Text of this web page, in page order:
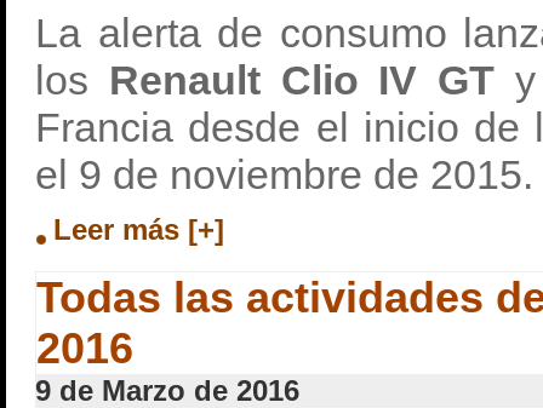
La alerta de consumo
los Renault Clio IV GT
Francia desde el inicio de
el 9 de noviembre de 2015.
Leer más [+]
Todas las actividades
2016
9 de Marzo de 2016